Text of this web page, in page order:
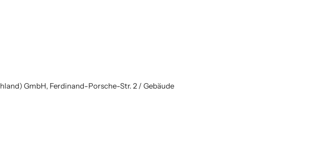
GmbH, Ferdinand-Porsche-Str. 2 / Gebäude